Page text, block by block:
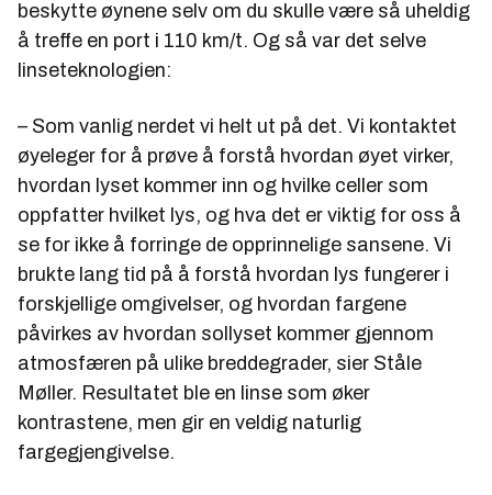
beskytte øynene selv om du skulle være så uheldig
å treffe en port i 110 km/t. Og så var det selve
linseteknologien:
– Som vanlig nerdet vi helt ut på det. Vi kontaktet
øyeleger for å prøve å forstå hvordan øyet virker,
hvordan lyset kommer inn og hvilke celler som
oppfatter hvilket lys, og hva det er viktig for oss å
se for ikke å forringe de opprinnelige sansene. Vi
brukte lang tid på å forstå hvordan lys fungerer i
forskjellige omgivelser, og hvordan fargene
påvirkes av hvordan sollyset kommer gjennom
atmosfæren på ulike breddegrader, sier Ståle
Møller. Resultatet ble en linse som øker
kontrastene, men gir en veldig naturlig
fargegjengivelse.